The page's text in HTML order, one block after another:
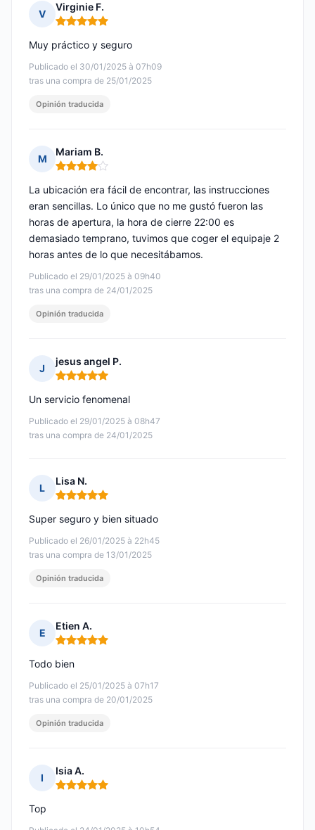
V
Virginie F.
Nota: 5 de 5
Publicado el 30/01/2025 à 07h09
tras una compra de 25/01/2025
Muy práctico y seguro
Opinión traducida
M
Mariam B.
Nota: 4 de 5
Publicado el 29/01/2025 à 09h40
tras una compra de 24/01/2025
La ubicación era fácil de encontrar, las instrucciones
eran sencillas. Lo único que no me gustó fueron las
horas de apertura, la hora de cierre 22:00 es
demasiado temprano, tuvimos que coger el equipaje 2
horas antes de lo que necesitábamos.
Opinión traducida
J
jesus angel P.
Nota: 5 de 5
Publicado el 29/01/2025 à 08h47
tras una compra de 24/01/2025
Un servicio fenomenal
L
Lisa N.
Nota: 5 de 5
Publicado el 26/01/2025 à 22h45
tras una compra de 13/01/2025
Super seguro y bien situado
Opinión traducida
E
Etien A.
Nota: 5 de 5
Publicado el 25/01/2025 à 07h17
tras una compra de 20/01/2025
Todo bien
Opinión traducida
I
Isia A.
Nota: 5 de 5
Top